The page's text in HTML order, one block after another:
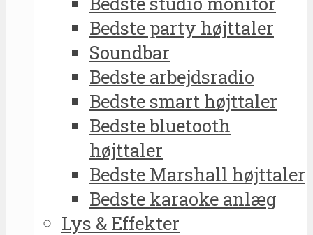
Bedste party højttaler
Soundbar
Bedste arbejdsradio
Bedste smart højttaler
Bedste bluetooth
højttaler
Bedste Marshall højttaler
Bedste karaoke anlæg
Lys & Effekter